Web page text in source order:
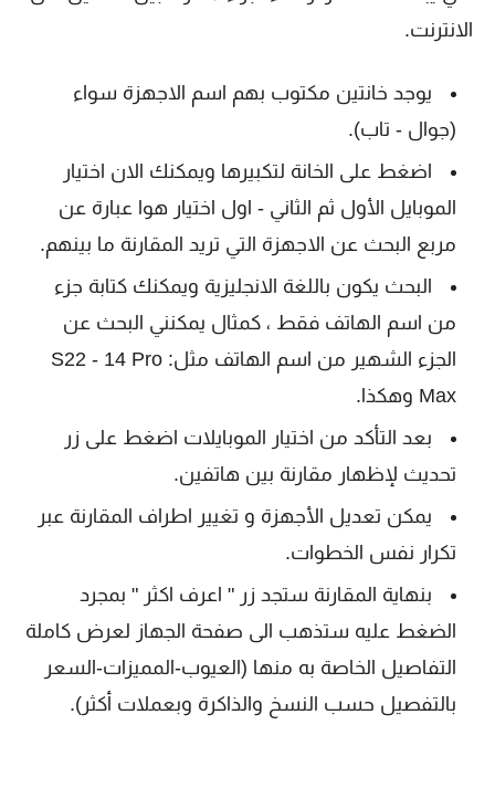
الانترنت.
يوجد خانتين مكتوب بهم اسم الاجهزة سواء
(جوال - تاب).
اضغط على الخانة لتكبيرها ويمكنك الان اختيار
الموبايل الأول ثم الثاني - اول اختيار هوا عبارة عن
مربع البحث عن الاجهزة التي تريد المقارنة ما بينهم.
البحث يكون باللغة الانجليزية ويمكنك كتابة جزء
من اسم الهاتف فقط ، كمثال يمكنني البحث عن
الجزء الشهير من اسم الهاتف مثل: S22 - 14 Pro
Max وهكذا.
بعد التأكد من اختيار الموبايلات اضغط على زر
تحديث لإظهار مقارنة بين هاتفين.
يمكن تعديل الأجهزة و تغيير اطراف المقارنة عبر
تكرار نفس الخطوات.
بنهاية المقارنة ستجد زر " اعرف اكثر " بمجرد
الضغط عليه ستذهب الى صفحة الجهاز لعرض كاملة
التفاصيل الخاصة به منها (العيوب-المميزات-السعر
بالتفصيل حسب النسخ والذاكرة وبعملات أكثر).